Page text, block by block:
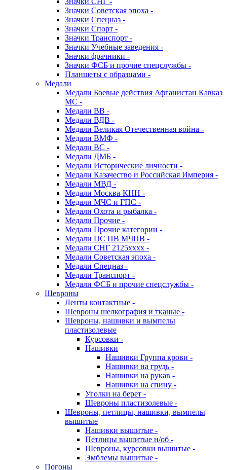
Значки Советская эпоха -
Значки Спецназ -
Значки Спорт -
Значки Транспорт -
Значки Учебные заведения -
Значки фрачники -
Значки ФСБ и прочие спецслужбы -
Планшеты с образцами -
Медали
Медали Боевые действия Афганистан Кавказ
МС -
Медали ВВ -
Медали ВДВ -
Медали Великая Отечественная война -
Медали ВМФ -
Медали ВС -
Медали ДМБ -
Медали Исторические личности -
Медали Казачество и Российская Империя -
Медали МВД -
Медали Москва-КНН -
Медали МЧС и ГПС -
Медали Охота и рыбалка -
Медали Прочие -
Медали Прочие категории -
Медали ПС ПВ МЧПВ -
Медали СНГ 2125хххх -
Медали Советская эпоха -
Медали Спецназ -
Медали Транспорт -
Медали ФСБ и прочие спецслужбы -
Шевроны
Ленты контактные -
Шевроны шелкография и тканые -
Шевроны, нашивки и вымпелы
пластизолевые
Курсовки -
Нашивки
Нашивки Группа крови -
Нашивки на грудь -
Нашивки на рукав -
Нашивки на спину -
Уголки на берет -
Шевроны пластизолевые -
Шевроны, петлицы, нашивки, вымпелы
вышитые
Нашивки вышитые -
Петлицы вышитые н/об -
Шевроны, курсовки вышитые -
Эмблемы вышитые -
Погоны